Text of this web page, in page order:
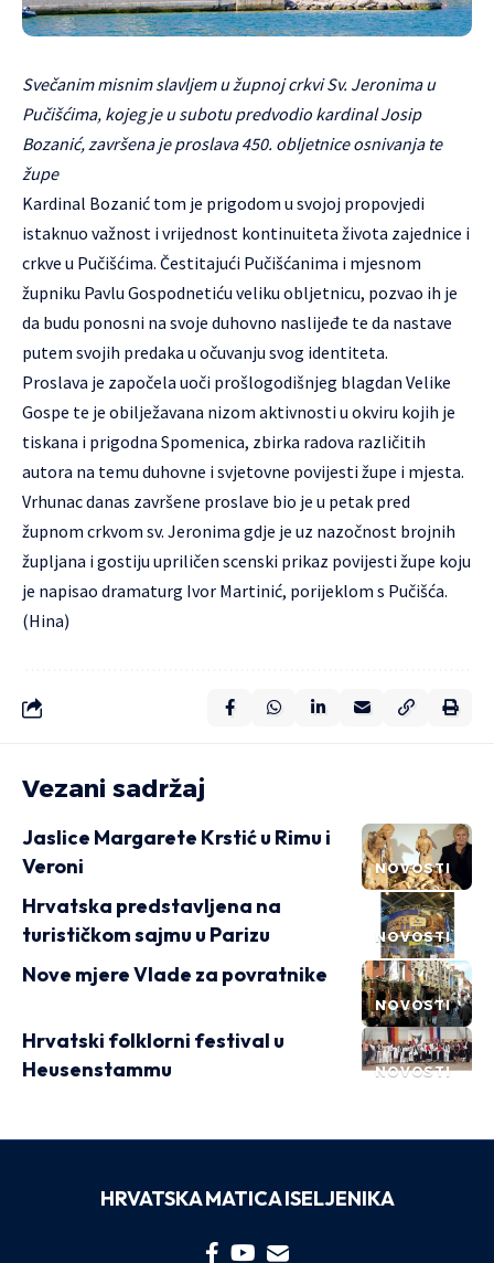
Svečanim misnim slavljem u župnoj crkvi Sv. Jeronima u
Pučišćima, kojeg je u subotu predvodio kardinal Josip
Bozanić, završena je proslava 450. obljetnice osnivanja te
župe
Kardinal Bozanić tom je prigodom u svojoj propovjedi
istaknuo važnost i vrijednost kontinuiteta života zajednice i
crkve u Pučišćima. Čestitajući Pučišćanima i mjesnom
župniku Pavlu Gospodnetiću veliku obljetnicu, pozvao ih je
da budu ponosni na svoje duhovno naslijeđe te da nastave
putem svojih predaka u očuvanju svog identiteta.
Proslava je započela uoči prošlogodišnjeg blagdan Velike
Gospe te je obilježavana nizom aktivnosti u okviru kojih je
tiskana i prigodna Spomenica, zbirka radova različitih
autora na temu duhovne i svjetovne povijesti župe i mjesta.
Vrhunac danas završene proslave bio je u petak pred
župnom crkvom sv. Jeronima gdje je uz nazočnost brojnih
župljana i gostiju upriličen scenski prikaz povijesti župe koju
je napisao dramaturg Ivor Martinić, porijeklom s Pučišća.
(Hina)
Vezani sadržaj
NOVOSTI
Jaslice Margarete Krstić u Rimu i
Veroni
NOVOSTI
Hrvatska predstavljena na
turističkom sajmu u Parizu
NOVOSTI
Nove mjere Vlade za povratnike
NOVOSTI
Hrvatski folklorni festival u
Heusenstammu
HRVATSKA MATICA ISELJENIKA